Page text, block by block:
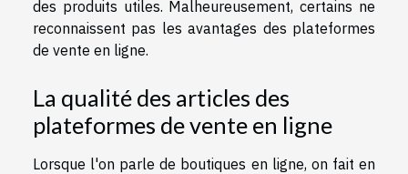
des produits utiles. Malheureusement, certains ne
reconnaissent pas les avantages des plateformes
de vente en ligne.
La qualité des articles des
plateformes de vente en ligne
Lorsque l'on parle de boutiques en ligne, on fait en